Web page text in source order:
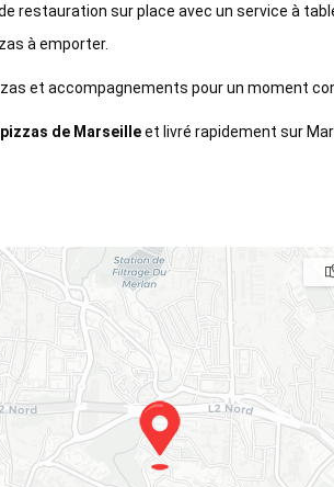
restauration sur place avec un service à
à emporter.
et accompagnements pour un moment
de Marseilleet livré rapidement sur